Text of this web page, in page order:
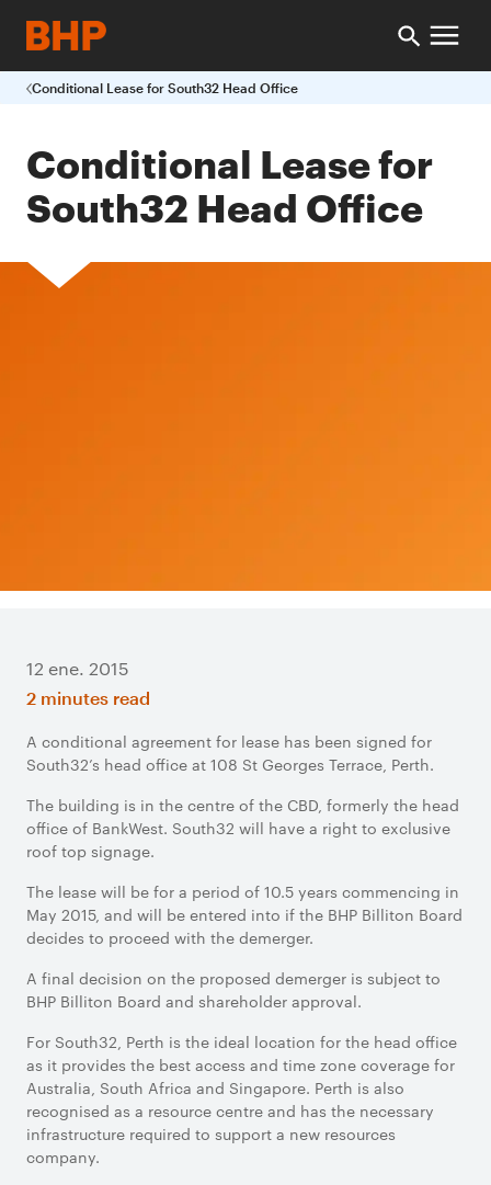
Conditional Lease for South32 Head Office
Conditional Lease for
South32 Head Office
12 ene. 2015
2 minutes read
A conditional agreement for lease has been signed for
South32’s head office at 108 St Georges Terrace, Perth.
The building is in the centre of the CBD, formerly the head
office of BankWest. South32 will have a right to exclusive
roof top signage.
The lease will be for a period of 10.5 years commencing in
May 2015, and will be entered into if the BHP Billiton Board
decides to proceed with the demerger.
A final decision on the proposed demerger is subject to
BHP Billiton Board and shareholder approval.
For South32, Perth is the ideal location for the head office
as it provides the best access and time zone coverage for
Australia, South Africa and Singapore. Perth is also
recognised as a resource centre and has the necessary
infrastructure required to support a new resources
company.